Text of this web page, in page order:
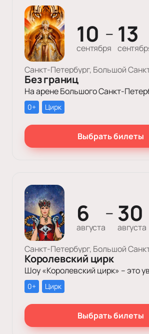
10
сентября
— 13
Без границ
0+ Цирк
Выбрать билеты
6
августа
— 30
августа
Королевский цирк
0+ Цирк
Выбрать билеты